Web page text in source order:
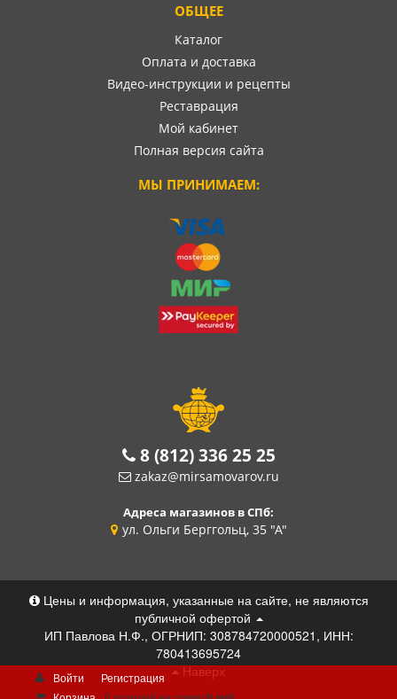
ОБЩЕЕ
Каталог
Оплата и доставка
Видео-инструкции и рецепты
Реставрация
Мой кабинет
Полная версия сайта
МЫ ПРИНИМАЕМ:
8 (812) 336 25 25
zakaz@mirsamovarov.ru
Адреса магазинов в СПб:
ул. Ольги Берггольц, 35 "А"
Цены и информация, указанные на сайте, не являются
публичной офертой
ИП Павлова Н.Ф., ОГРНИП: 308784720000521, ИНН:
780413695724
Наверх
Войти
Регистрация